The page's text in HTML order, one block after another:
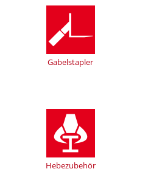
Gabelstapler
Hebezubehör